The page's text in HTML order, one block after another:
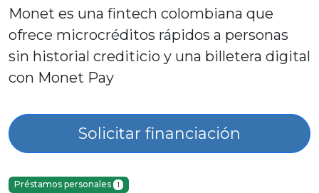
Monet es una fintech colombiana que
ofrece microcréditos rápidos a personas
sin historial crediticio y una billetera digital
con Monet Pay
Solicitar financiación
Préstamos personales 1